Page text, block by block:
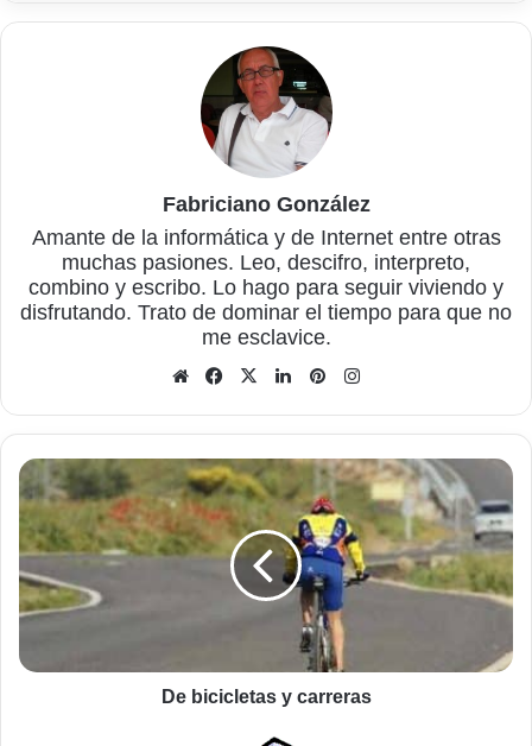
Fabriciano González
Amante de la informática y de Internet entre otras
muchas pasiones. Leo, descifro, interpreto,
combino y escribo. Lo hago para seguir viviendo y
disfrutando. Trato de dominar el tiempo para que no
me esclavice.
Sitio
Facebook
X LinkedInPinterest
De
bicicletas
y
carreras
De bicicletas y carreras